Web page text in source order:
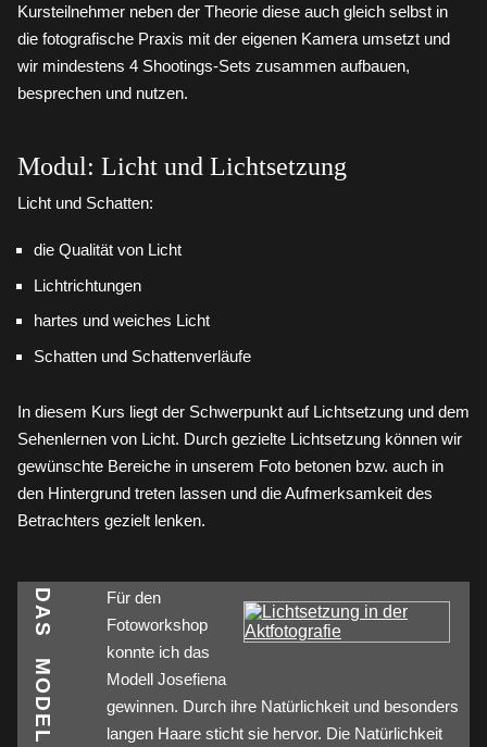
Kursteilnehmer neben der Theorie diese auch gleich selbst in
die fotografische Praxis mit der eigenen Kamera umsetzt und
wir mindestens 4 Shootings-Sets zusammen aufbauen,
besprechen und nutzen.
Modul: Licht und Lichtsetzung
Licht und Schatten:
die Qualität von Licht
Lichtrichtungen
hartes und weiches Licht
Schatten und Schattenverläufe
In diesem Kurs liegt der Schwerpunkt auf Lichtsetzung und dem
Sehenlernen von Licht. Durch gezielte Lichtsetzung können wir
gewünschte Bereiche in unserem Foto betonen bzw. auch in
den Hintergrund treten lassen und die Aufmerksamkeit des
Betrachters gezielt lenken.
DAS MODEL
Für den
Fotoworkshop
konnte ich das
Modell Josefiena
gewinnen. Durch ihre Natürlichkeit und besonders
langen Haare sticht sie hervor. Die Natürlichkeit